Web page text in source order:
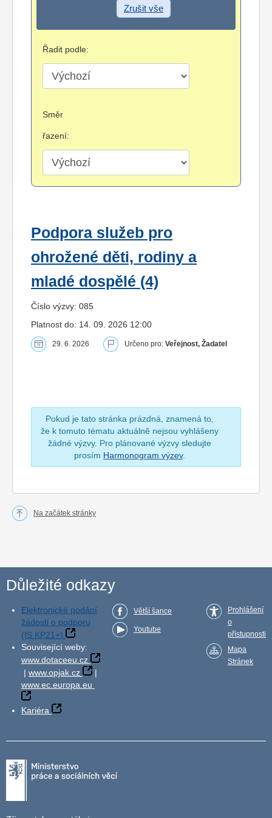
Zrušit vše
Řadit podle:
Směr
řazení:
Podpora služeb pro
ohrožené děti, rodiny a
mladé dospělé (4)
Číslo výzvy: 085
Platnost do: 14. 09. 2026 12:00
29. 6. 2026 Určeno pro: Veřejnost, Žadatel
Pokud je tato stránka prázdná, znamená to,
že k tomuto tématu aktuálně nejsou vyhlášeny
žádné výzvy. Pro plánované výzvy sledujte
prosím Harmonogram výzev.
Na začátek stránky
Důležité odkazy
Elektronické podání
žádosti o podporu
(IS KP21+)
Související weby:
www.dotaceeu.cz
| www.opjak.cz
|
www.ec.europa.eu
Kariéra
Větší šance
Youtube
Prohlášení
o
přístupnosti
Mapa
Stránek